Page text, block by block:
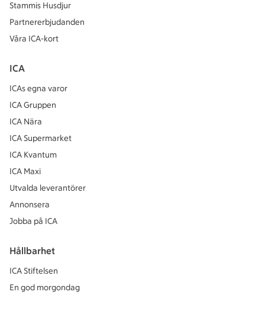
Stammis Husdjur
Partnererbjudanden
Våra ICA-kort
ICA
ICAs egna varor
ICA Gruppen
ICA Nära
ICA Supermarket
ICA Kvantum
ICA Maxi
Utvalda leverantörer
Annonsera
Jobba på ICA
Hållbarhet
ICA Stiftelsen
En god morgondag